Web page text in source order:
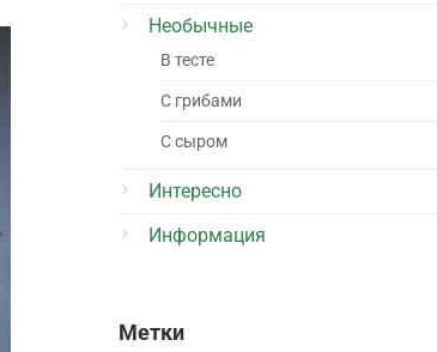
Необычные
В тесте
С грибами
С сыром
Интересно
Информация
Метки